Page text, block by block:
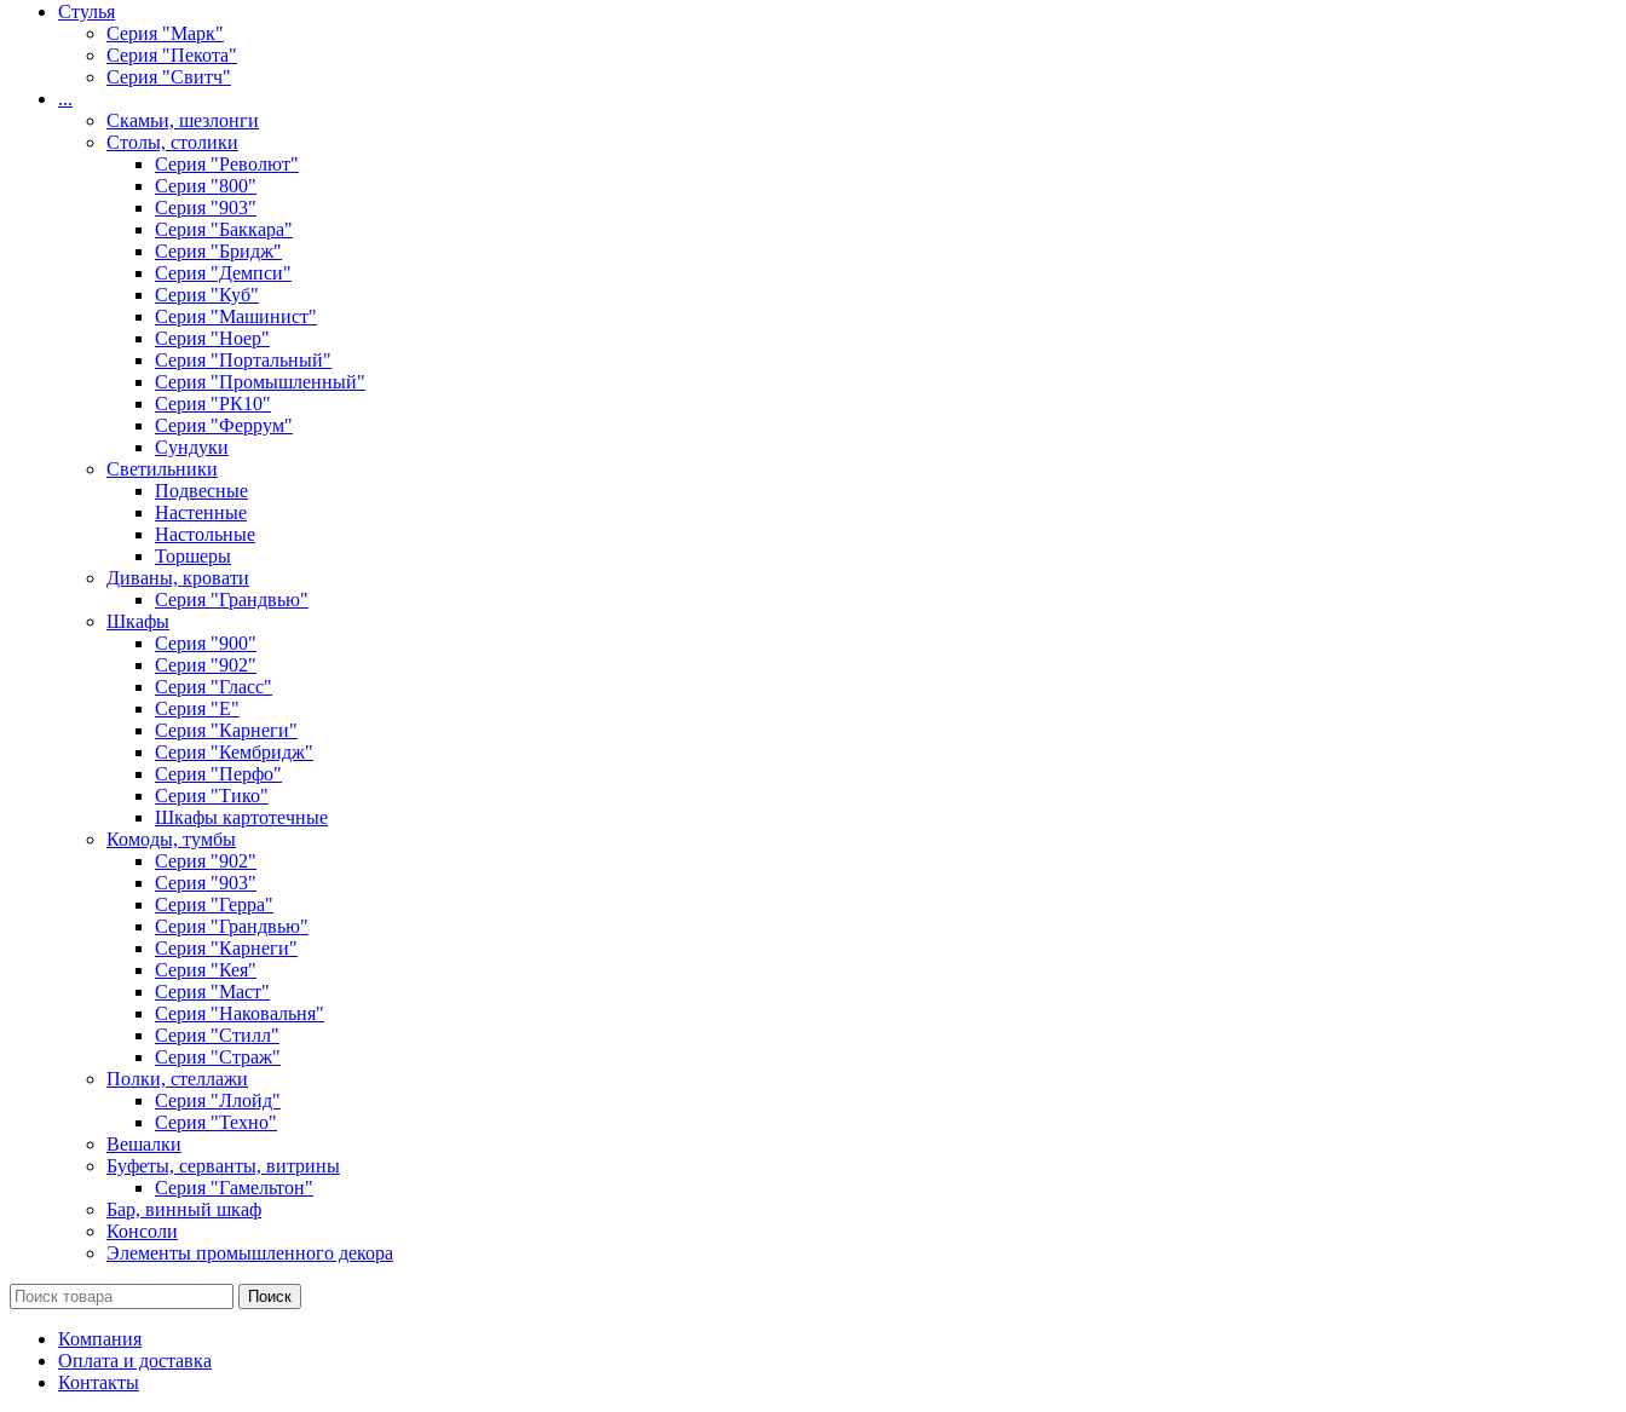
Стулья
Серия "Марк"
Серия "Пекота"
Серия "Свитч"
...
Скамьи, шезлонги
Столы, столики
Серия "Револют"
Серия "800"
Серия "903"
Серия "Баккара"
Серия "Бридж"
Серия "Демпси"
Серия "Куб"
Серия "Машинист"
Серия "Ноер"
Серия "Портальный"
Серия "Промышленный"
Серия "РК10"
Серия "Феррум"
Сундуки
Светильники
Подвесные
Настенные
Настольные
Торшеры
Диваны, кровати
Серия "Грандвью"
Шкафы
Серия "900"
Серия "902"
Серия "Гласс"
Серия "Е"
Серия "Карнеги"
Серия "Кембридж"
Серия "Перфо"
Серия "Тико"
Шкафы картотечные
Комоды, тумбы
Серия "902"
Серия "903"
Серия "Герра"
Серия "Грандвью"
Серия "Карнеги"
Серия "Кея"
Серия "Маст"
Серия "Наковальня"
Серия "Стилл"
Серия "Страж"
Полки, стеллажи
Серия "Ллойд"
Серия "Техно"
Вешалки
Буфеты, серванты, витрины
Серия "Гамельтон"
Бар, винный шкаф
Консоли
Элементы промышленного декора
Поиск
Компания
Оплата и доставка
Контакты